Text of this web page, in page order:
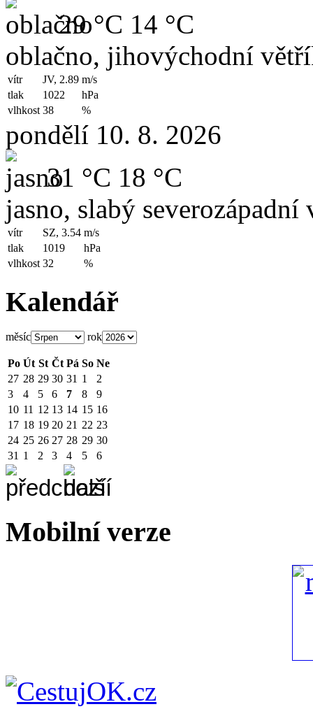
29 °C 14 °C
oblačno, jihovýchodní
vítr JV, 2.89 m/s
tlak
1022
hPa
vlhkost 38 %
pondělí 10. 8. 2026
31 °C 18 °C
jasno, slabý severozápadní
vítr SZ, 3.54 m/s
tlak
1019
hPa
vlhkost 32 %
Kalendář
měsíc rok
Po Út St Čt Pá So Ne
27 28 29 30 31 1
2
3
4 5 6 7 8
9
10 11 12 13 14 15 16
17 18 19 20 21 22 23
24 25 26 27 28 29 30
31 1 2 3 4 5 6
Mobilní verze